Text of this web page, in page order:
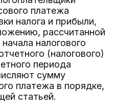
платежа
налога и прибыли,
рассчитанной
налогового
(налогового)
периода
сумму
платежа в порядке,
статьей.